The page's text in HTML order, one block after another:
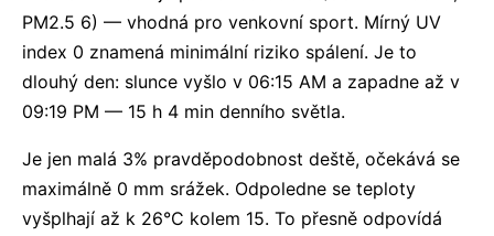
PM2.5 6) — vhodná pro venkovní sport. Mírný UV
index 0 znamená minimální riziko spálení. Je to
dlouhý den: slunce vyšlo v 06:15 AM a zapadne až v
09:19 PM — 15 h 4 min denního světla.
Je jen malá 3% pravděpodobnost deště, očekává se
maximálně 0 mm srážek. Odpoledne se teploty
vyšplhají až k 26°C kolem 15. To přesně odpovídá